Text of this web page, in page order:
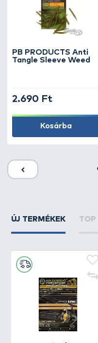
PB PRODUCTS Anti
Tangle Sleeve Weed
2.690 Ft
Kosárba
ÚJ TERMÉKEK TOP